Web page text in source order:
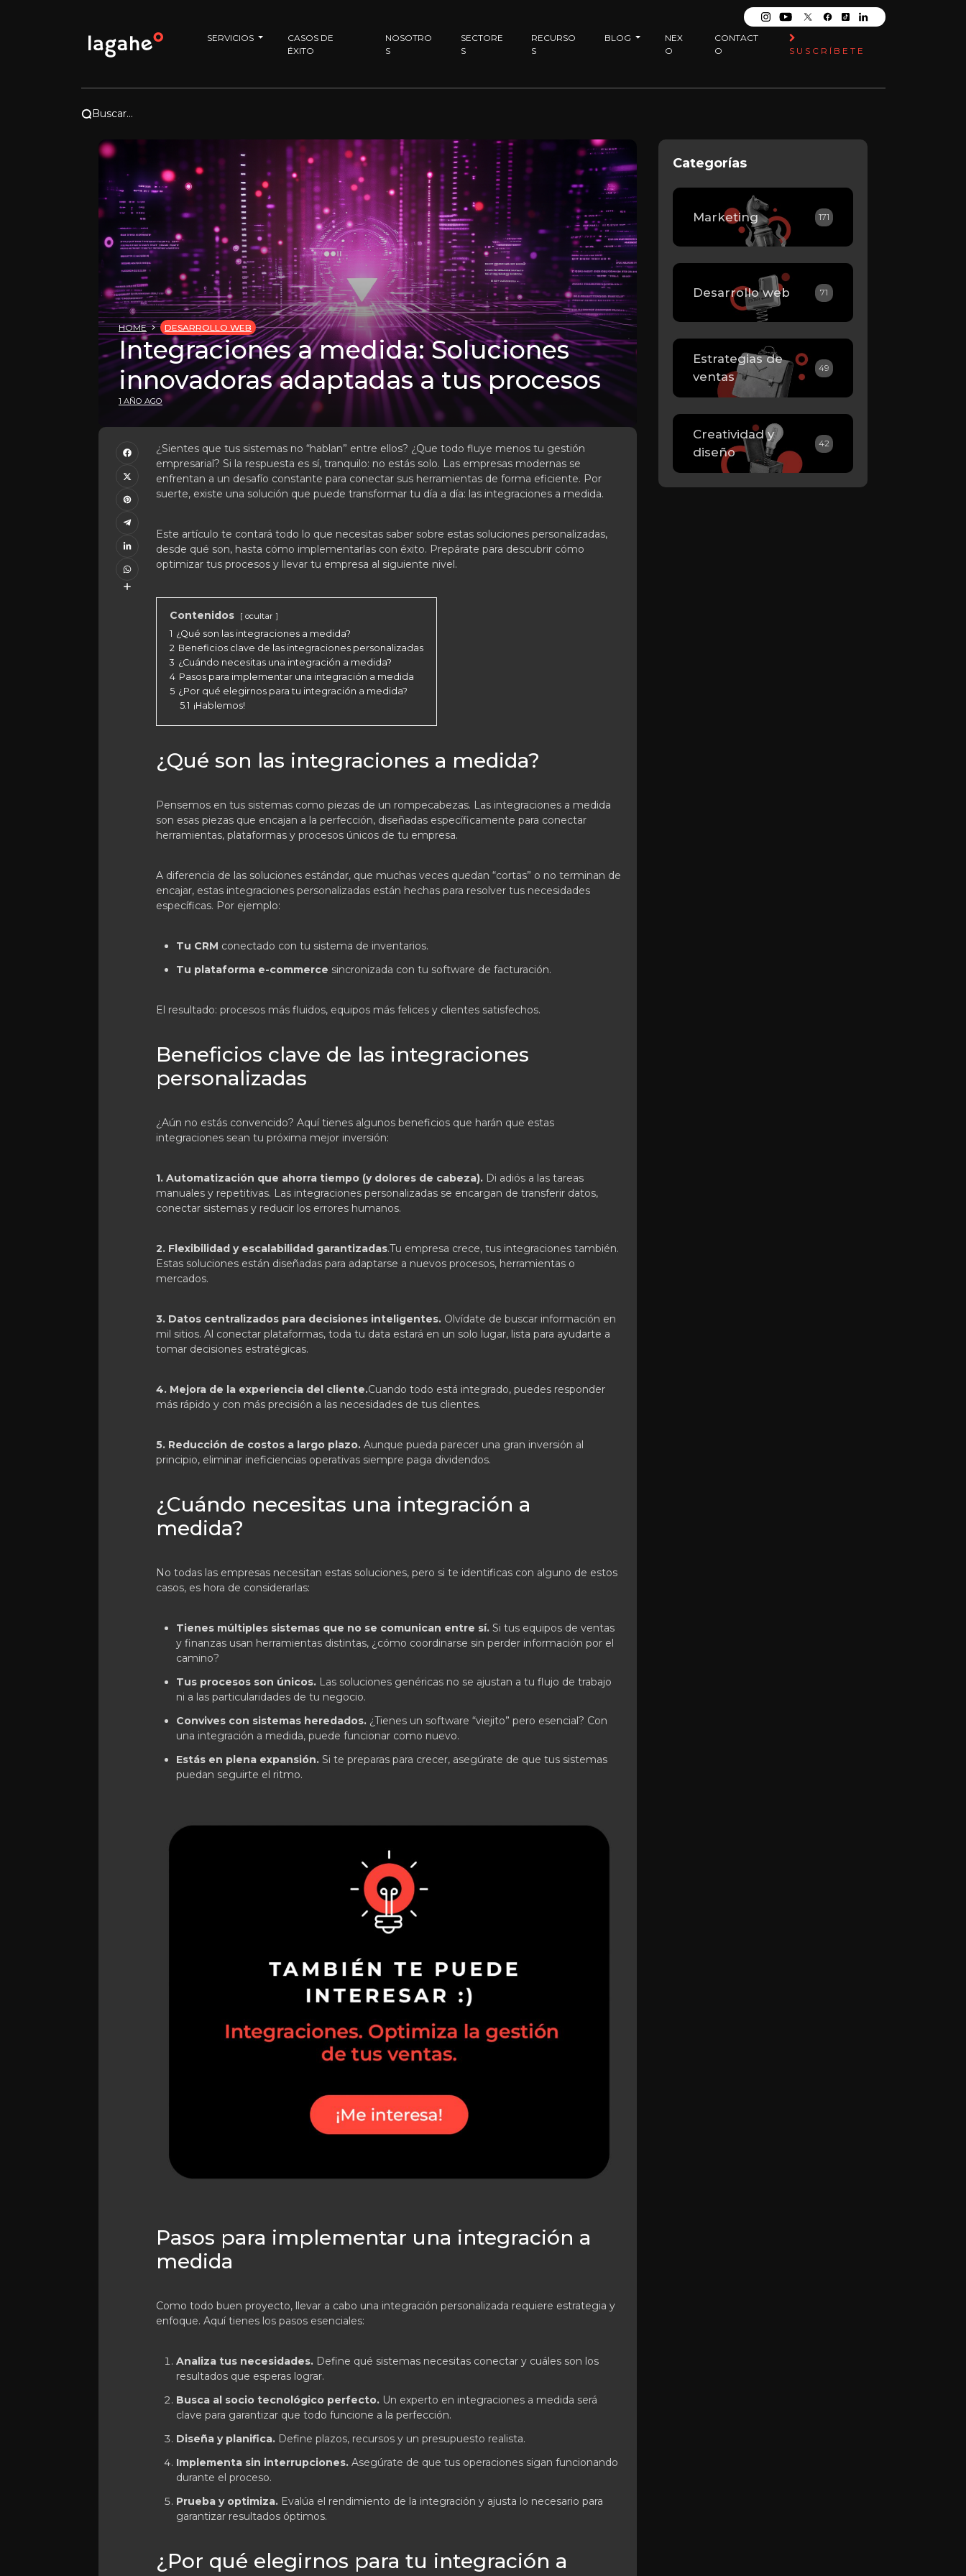
SERVICIOS
CASOS DE
ÉXITO
NOSOTRO
S
SECTORE
S
RECURSO
S
BLOG
NEX
O
CONTACT
O
SUSCRÍBETE
Buscar...
HOME DESARROLLO WEB
Integraciones a medida: Soluciones
innovadoras adaptadas a tus procesos
1 AÑO AGO
¿Sientes que tus sistemas no “hablan” entre ellos? ¿Que todo fluye menos tu gestión
empresarial? Si la respuesta es sí, tranquilo: no estás solo. Las empresas modernas se
enfrentan a un desafío constante para conectar sus herramientas de forma eficiente. Por
suerte, existe una solución que puede transformar tu día a día: las integraciones a medida.
Este artículo te contará todo lo que necesitas saber sobre estas soluciones personalizadas,
desde qué son, hasta cómo implementarlas con éxito. Prepárate para descubrir cómo
optimizar tus procesos y llevar tu empresa al siguiente nivel.
Contenidos ocultar
1 ¿Qué son las integraciones a medida?
2 Beneficios clave de las integraciones personalizadas
3 ¿Cuándo necesitas una integración a medida?
4 Pasos para implementar una integración a medida
5 ¿Por qué elegirnos para tu integración a medida?
5.1 ¡Hablemos!
¿Qué son las integraciones a medida?
Pensemos en tus sistemas como piezas de un rompecabezas. Las integraciones a medida
son esas piezas que encajan a la perfección, diseñadas específicamente para conectar
herramientas, plataformas y procesos únicos de tu empresa.
A diferencia de las soluciones estándar, que muchas veces quedan “cortas” o no terminan de
encajar, estas integraciones personalizadas están hechas para resolver tus necesidades
específicas. Por ejemplo:
Tu CRM conectado con tu sistema de inventarios.
Tu plataforma e-commerce sincronizada con tu software de facturación.
El resultado: procesos más fluidos, equipos más felices y clientes satisfechos.
Beneficios clave de las integraciones
personalizadas
¿Aún no estás convencido? Aquí tienes algunos beneficios que harán que estas
integraciones sean tu próxima mejor inversión:
1. Automatización que ahorra tiempo (y dolores de cabeza). Di adiós a las tareas
manuales y repetitivas. Las integraciones personalizadas se encargan de transferir datos,
conectar sistemas y reducir los errores humanos.
2. Flexibilidad y escalabilidad garantizadas.Tu empresa crece, tus integraciones también.
Estas soluciones están diseñadas para adaptarse a nuevos procesos, herramientas o
mercados.
3. Datos centralizados para decisiones inteligentes. Olvídate de buscar información en
mil sitios. Al conectar plataformas, toda tu data estará en un solo lugar, lista para ayudarte a
tomar decisiones estratégicas.
4. Mejora de la experiencia del cliente.Cuando todo está integrado, puedes responder
más rápido y con más precisión a las necesidades de tus clientes.
5. Reducción de costos a largo plazo. Aunque pueda parecer una gran inversión al
principio, eliminar ineficiencias operativas siempre paga dividendos.
¿Cuándo necesitas una integración a
medida?
No todas las empresas necesitan estas soluciones, pero si te identificas con alguno de estos
casos, es hora de considerarlas:
Tienes múltiples sistemas que no se comunican entre sí. Si tus equipos de ventas
y finanzas usan herramientas distintas, ¿cómo coordinarse sin perder información por el
camino?
Tus procesos son únicos. Las soluciones genéricas no se ajustan a tu flujo de trabajo
ni a las particularidades de tu negocio.
Convives con sistemas heredados. ¿Tienes un software “viejito” pero esencial? Con
una integración a medida, puede funcionar como nuevo.
Estás en plena expansión. Si te preparas para crecer, asegúrate de que tus sistemas
puedan seguirte el ritmo.
Pasos para implementar una integración a
medida
Como todo buen proyecto, llevar a cabo una integración personalizada requiere estrategia y
enfoque. Aquí tienes los pasos esenciales:
Analiza tus necesidades. Define qué sistemas necesitas conectar y cuáles son los
resultados que esperas lograr.
Busca al socio tecnológico perfecto. Un experto en integraciones a medida será
clave para garantizar que todo funcione a la perfección.
Diseña y planifica. Define plazos, recursos y un presupuesto realista.
Implementa sin interrupciones. Asegúrate de que tus operaciones sigan funcionando
durante el proceso.
Prueba y optimiza. Evalúa el rendimiento de la integración y ajusta lo necesario para
garantizar resultados óptimos.
¿Por qué elegirnos para tu integración a
Categorías
Marketing 171
Desarrollo web 71
Estrategias de
ventas
49
Creatividad y
diseño
42